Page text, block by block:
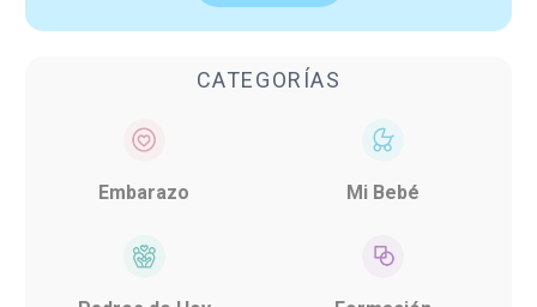
CATEGORÍAS
Embarazo Mi Bebé